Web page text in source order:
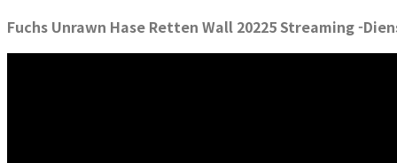
Fuchs Unrawn Hase Retten Wall 20225 Streaming -